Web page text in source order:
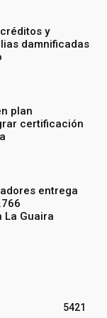
y
damnificadas
plan
certificación
entrega
La Guaira
5421